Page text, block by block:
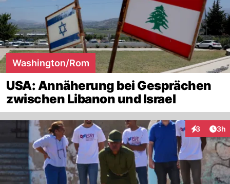
Washington/Rom
USA: Annäherung bei Gesprächen
zwischen Libanon und Israel
3 3h